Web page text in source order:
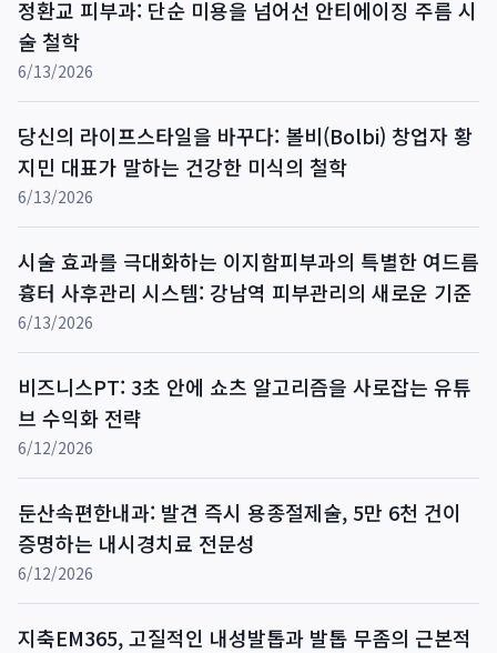
정환교 피부과: 단순 미용을 넘어선 안티에이징 주름 시
술 철학
6/13/2026
당신의 라이프스타일을 바꾸다: 볼비(Bolbi) 창업자 황
지민 대표가 말하는 건강한 미식의 철학
6/13/2026
시술 효과를 극대화하는 이지함피부과의 특별한 여드름
흉터 사후관리 시스템: 강남역 피부관리의 새로운 기준
6/13/2026
비즈니스PT: 3초 안에 쇼츠 알고리즘을 사로잡는 유튜
브 수익화 전략
6/12/2026
둔산속편한내과: 발견 즉시 용종절제술, 5만 6천 건이
증명하는 내시경치료 전문성
6/12/2026
지축EM365, 고질적인 내성발톱과 발톱 무좀의 근본적